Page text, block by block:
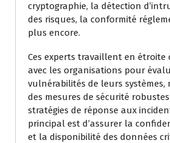
cryptographie, la détection
des risques, la conformité
plus encore.
Ces experts travaillent en
avec les organisations pour
vulnérabilités de leurs systèmes,
des mesures de sécurité
stratégies de réponse aux
principal est d’assurer la
et la disponibilité des données